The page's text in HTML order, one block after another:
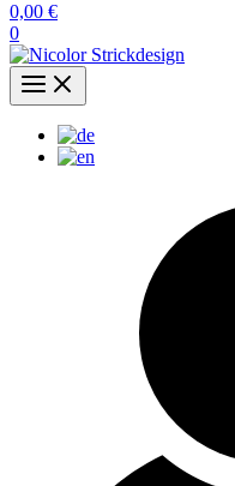
0,00 €
0